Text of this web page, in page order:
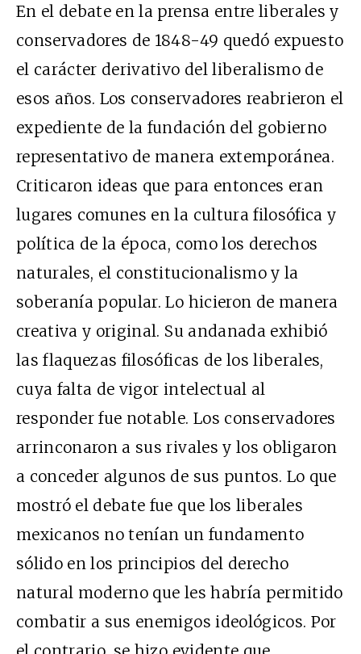
En el debate en la prensa entre liberales y
conservadores de 1848-49 quedó expuesto
el carácter derivativo del liberalismo de
esos años. Los conservadores reabrieron el
expediente de la fundación del gobierno
representativo de manera extemporánea.
Criticaron ideas que para entonces eran
lugares comunes en la cultura filosófica y
política de la época, como los derechos
naturales, el constitucionalismo y la
soberanía popular. Lo hicieron de manera
creativa y original. Su andanada exhibió
las flaquezas filosóficas de los liberales,
cuya falta de vigor intelectual al
responder fue notable. Los conservadores
arrinconaron a sus rivales y los obligaron
a conceder algunos de sus puntos. Lo que
mostró el debate fue que los liberales
mexicanos no tenían un fundamento
sólido en los principios del derecho
natural moderno que les habría permitido
combatir a sus enemigos ideológicos. Por